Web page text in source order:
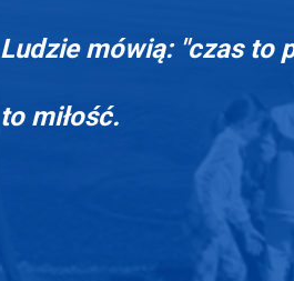
Ludzie mówią: "czas to
to miłość.